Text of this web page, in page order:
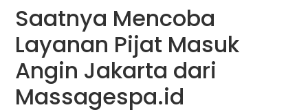
Saatnya Mencoba
Layanan Pijat Masuk
Angin Jakarta dari
Massagespa.id